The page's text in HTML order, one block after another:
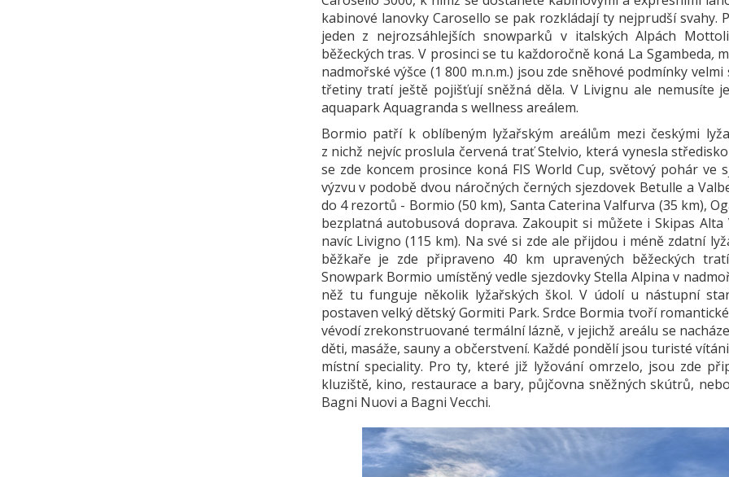
kabinové lanovky Carosello se pak rozkládají ty nejprudší
jeden z nejrozsáhlejších snowparků v italských Alpách
běžeckých tras. V prosinci se tu každoročně koná La Sgambeda,
nadmořské výšce (1 800 m.n.m.) jsou zde sněhové podmínky
třetiny tratí ještě pojišťují sněžná děla. V Livignu ale nemusíte
aquapark Aquagranda s wellness areálem.
Bormio patří k oblíbeným lyžařským areálům mezi českými
z nichž nejvíc proslula červená trať Stelvio, která vynesla
se zde koncem prosince koná FIS World Cup, světový pohár ve
výzvu v podobě dvou náročných černých sjezdovek Betulle a
do 4 rezortů - Bormio (50 km), Santa Caterina Valfurva (35 km),
bezplatná autobusová doprava. Zakoupit si můžete i Skipas
navíc Livigno (115 km). Na své si zde ale přijdou i méně zdatní
běžkaře je zde připraveno 40 km upravených běžeckých
Snowpark Bormio umístěný vedle sjezdovky Stella Alpina v
něž tu funguje několik lyžařských škol. V údolí u nástupní
postaven velký dětský Gormiti Park. Srdce Bormia tvoří
vévodí zrekonstruované termální lázně, v jejichž areálu se
děti, masáže, sauny a občerstvení. Každé pondělí jsou turisté
místní speciality. Pro ty, které již lyžování omrzelo, jsou zde
kluziště, kino, restaurace a bary, půjčovna sněžných skútrů,
Bagni Nuovi a Bagni Vecchi.